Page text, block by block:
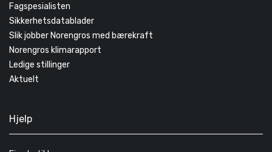
Fagspesialisten
Sikkerhetsdatablader
Slik jobber Norengros med bærekraft
Norengros klimarapport
Ledige stillinger
Aktuelt
Hjelp